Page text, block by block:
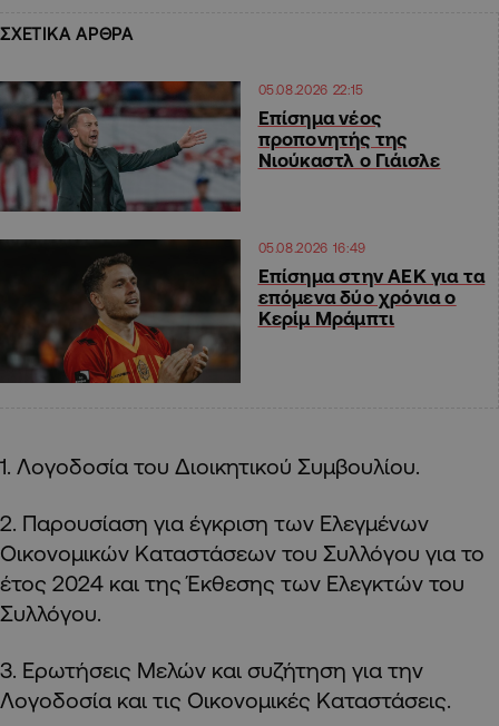
ΣΧΕΤΙΚΑ ΑΡΘΡΑ
05.08.2026 22:15
Επίσημα νέος
προπονητής της
Νιούκαστλ ο Γιάισλε
05.08.2026 16:49
Επίσημα στην ΑΕΚ για τα
επόμενα δύο χρόνια ο
Κερίμ Μράμπτι
1. Λογοδοσία του Διοικητικού Συμβουλίου.
2. Παρουσίαση για έγκριση των Ελεγμένων
Οικονομικών Καταστάσεων του Συλλόγου για το
έτος 2024 και της Έκθεσης των Ελεγκτών του
Συλλόγου.
3. Ερωτήσεις Μελών και συζήτηση για την
Λογοδοσία και τις Οικονομικές Καταστάσεις.